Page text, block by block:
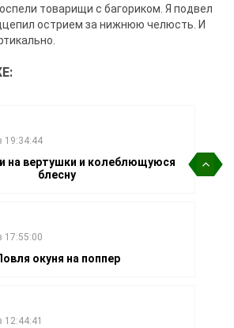
товарищи с багориком. Я подвел
острием за нижнюю челюсть. И
19:34:44
на вертушки и колеблющуюся
блесну
17:55:00
окуня на поппер